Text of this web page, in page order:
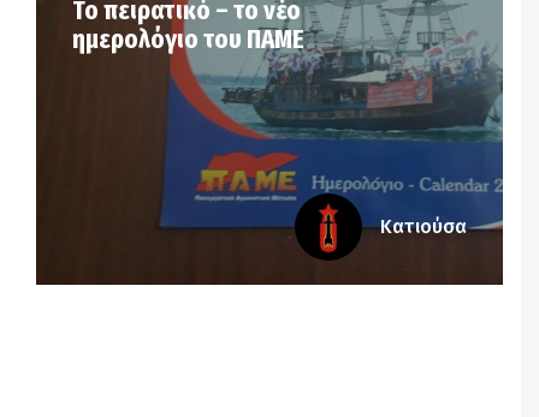
Το πειρατικό – το νέο
ημερολόγιο του ΠΑΜΕ
Κατιούσα